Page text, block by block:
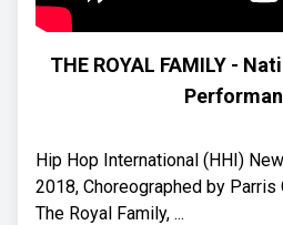
THE ROYAL FAMILY -
Hip Hop International (HHI)
2018, Choreographed by
The Royal Family, ...